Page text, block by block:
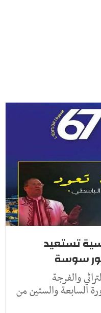
تستعيد
سوسة
والفرجة
السابعة والستين من